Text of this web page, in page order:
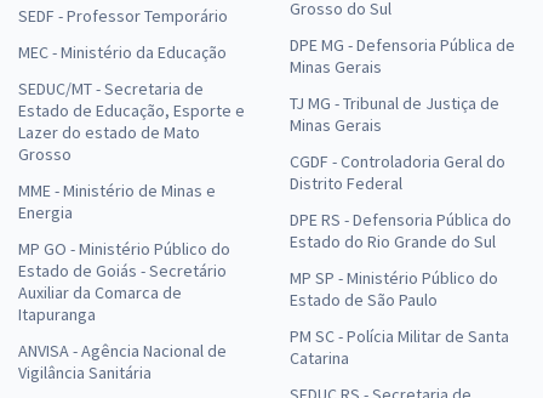
SEDF - Professor Temporário
MEC - Ministério da Educação
SEDUC/MT - Secretaria de
Estado de Educação, Esporte e
Lazer do estado de Mato
Grosso
MME - Ministério de Minas e
Energia
MP GO - Ministério Público do
Estado de Goiás - Secretário
Auxiliar da Comarca de
Itapuranga
ANVISA - Agência Nacional de
Vigilância Sanitária
Grosso do Sul
DPE MG - Defensoria Pública de
Minas Gerais
TJ MG - Tribunal de Justiça de
Minas Gerais
CGDF - Controladoria Geral do
Distrito Federal
DPE RS - Defensoria Pública do
Estado do Rio Grande do Sul
MP SP - Ministério Público do
Estado de São Paulo
PM SC - Polícia Militar de Santa
Catarina